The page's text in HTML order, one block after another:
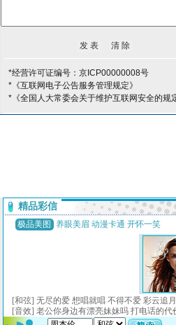
*经营许可证编号：京ICP00000008号
*《互联网电子公告服务管理规定》
*《全国人大常委会关于维护互联网安全的规